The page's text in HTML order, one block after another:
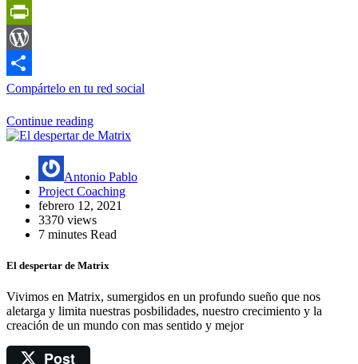
MySpace
PrintFriendly
WordPress
Compártelo en tu red social
Continue reading
Antonio Pablo
Project Coaching
febrero 12, 2021
3370 views
7 minutes Read
El despertar de Matrix
Vivimos en Matrix, sumergidos en un profundo sueño que nos
aletarga y limita nuestras posbilidades, nuestro crecimiento y la
creación de un mundo con mas sentido y mejor
Post